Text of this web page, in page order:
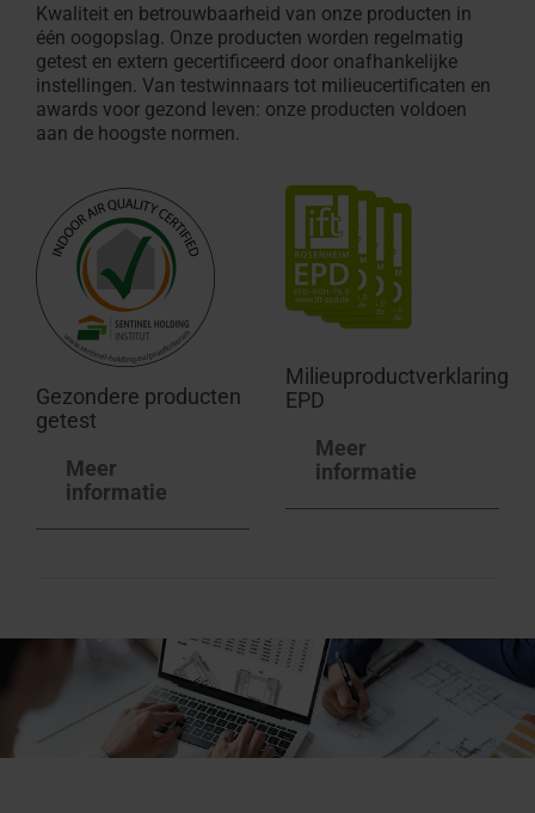
Kwaliteit en betrouwbaarheid van onze producten in
één oogopslag. Onze producten worden regelmatig
getest en extern gecertificeerd door onafhankelijke
instellingen. Van testwinnaars tot milieucertificaten en
awards voor gezond leven: onze producten voldoen
aan de hoogste normen.
Gezondere producten
getest
Meer
informatie
Milieuproductverklaring
EPD
Meer
informatie